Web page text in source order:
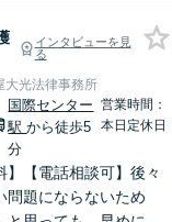
インタビューを見
る
大光法律事務所
国際センター
駅から徒歩5
分
営業時間：
本日定休日
】【電話相談可】後々
問題にならないため